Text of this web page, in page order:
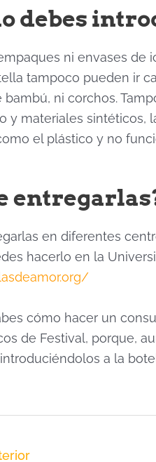
debes
ni envases de
tampoco pueden ir
bambú, ni corchos.
y materiales sintéticos,
el plástico y no
en diferentes
hacerlo en la
cómo hacer un
de Festival, porque,
a la